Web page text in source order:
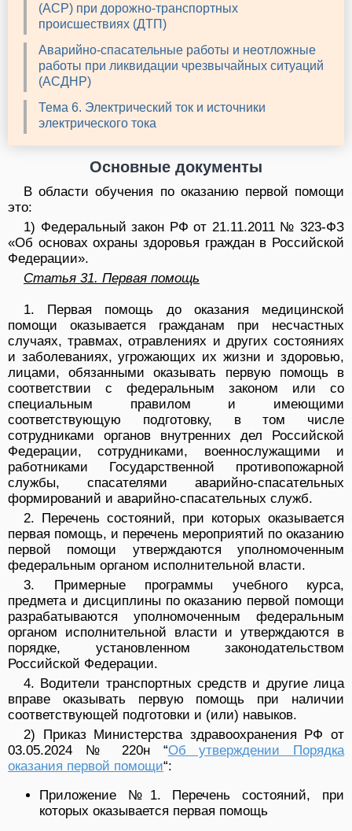
(АСР) при дорожно-транспортных
происшествиях (ДТП)
Аварийно-спасательные работы и неотложные
работы при ликвидации чрезвычайных ситуаций
(АСДНР)
Тема 6. Электрический ток и источники
электрического тока
Основные документы
В области обучения по оказанию первой помощи
это:
1) Федеральный закон РФ от 21.11.2011 № 323-ФЗ
«Об основах охраны здоровья граждан в Российской
Федерации».
Статья 31. Первая помощь
1. Первая помощь до оказания медицинской
помощи оказывается гражданам при несчастных
случаях, травмах, отравлениях и других состояниях
и заболеваниях, угрожающих их жизни и здоровью,
лицами, обязанными оказывать первую помощь в
соответствии с федеральным законом или со
специальным правилом и имеющими
соответствующую подготовку, в том числе
сотрудниками органов внутренних дел Российской
Федерации, сотрудниками, военнослужащими и
работниками Государственной противопожарной
службы, спасателями аварийно-спасательных
формирований и аварийно-спасательных служб.
2. Перечень состояний, при которых оказывается
первая помощь, и перечень мероприятий по оказанию
первой помощи утверждаются уполномоченным
федеральным органом исполнительной власти.
3. Примерные программы учебного курса,
предмета и дисциплины по оказанию первой помощи
разрабатываются уполномоченным федеральным
органом исполнительной власти и утверждаются в
порядке, установленном законодательством
Российской Федерации.
4. Водители транспортных средств и другие лица
вправе оказывать первую помощь при наличии
соответствующей подготовки и (или) навыков.
2) Приказ Министерства здравоохранения РФ от
03.05.2024 № 220н “Об утверждении Порядка
оказания первой помощи“:
Приложение №1. Перечень состояний, при
которых оказывается первая помощь